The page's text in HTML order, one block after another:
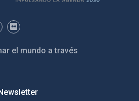
el mundo a través